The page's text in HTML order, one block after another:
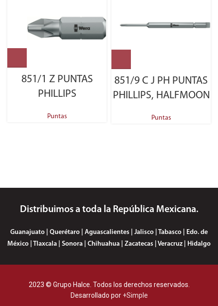
851/1 Z PUNTAS
PHILLIPS
Puntas
851/9 C J PH PUNTAS
PHILLIPS, HALFMOON
Puntas
Distribuimos a toda la República Mexicana.
Guanajuato | Querétaro | Aguascalientes | Jalisco | Tabasco | Edo. de
México | Tlaxcala | Sonora | Chihuahua | Zacatecas | Veracruz | Hidalgo
2023 © Grupo Halce. Todos los derechos reservados.
Desarrollado por +Simple